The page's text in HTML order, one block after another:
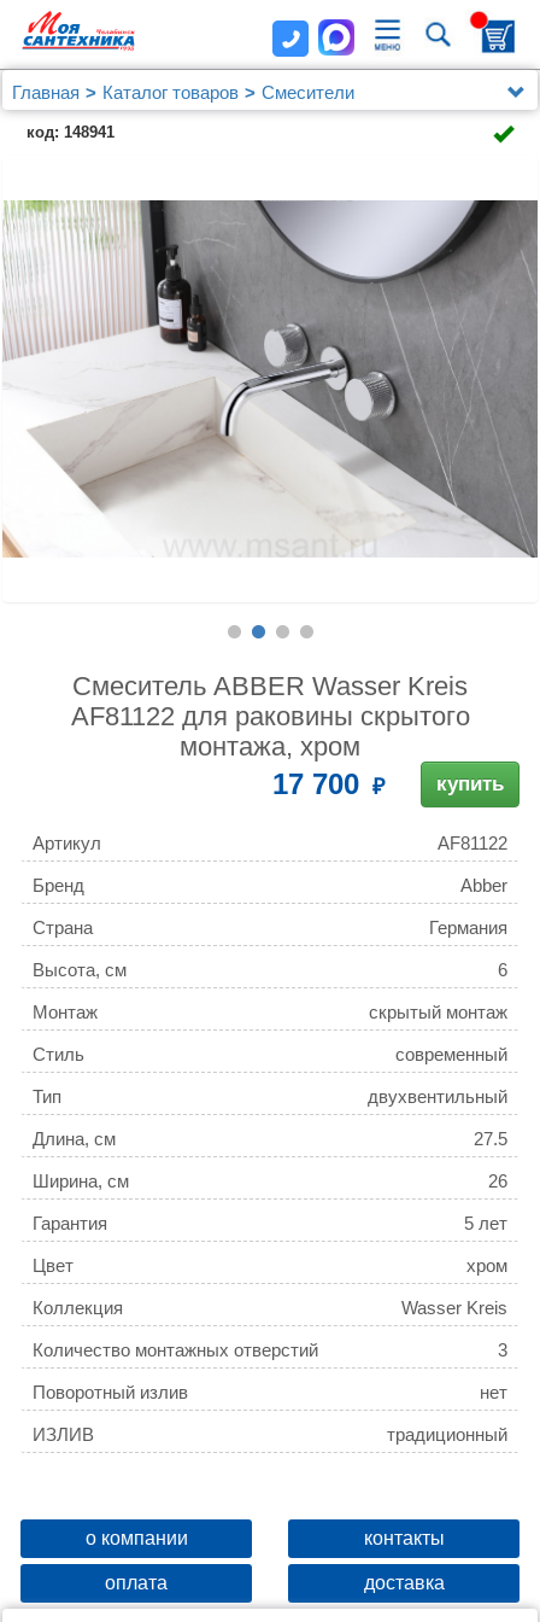
Главная Каталог товаров
Смесители
Смеситель ABBER Wasser Kreis AF81122 для
раковины скрытого монтажа, хром
код: 148941
Смеситель ABBER Wasser Kreis
AF81122 для раковины скрытого
монтажа, хром
17 700 купить
Артикул AF81122
Бренд Abber
Страна Германия
Высота, см 6
Монтаж скрытый монтаж
Стиль современный
Тип двухвентильный
Длина, см 27.5
Ширина, см 26
Гарантия 5 лет
Цвет хром
Коллекция Wasser Kreis
Количество монтажных отверстий 3
Поворотный излив нет
ИЗЛИВ традиционный
о компании контакты
оплата доставка